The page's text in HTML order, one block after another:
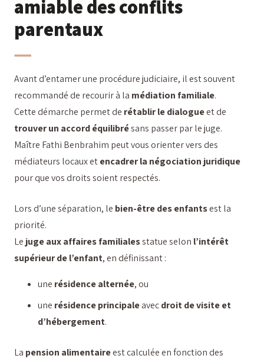
amiable des conflits
parentaux
Avant d’entamer une procédure judiciaire, il est souvent
recommandé de recourir à la médiation familiale.
Cette démarche permet de rétablir le dialogueet de
trouver un accord équilibrésans passer par le juge.
Maître Fathi Benbrahim peut vous orienter vers des
médiateurs locaux etencadrer la négociation juridique
pour que vos droits soient respectés.
Lors d’une séparation, le bien-être des enfantsest la
priorité.
Lejuge aux affaires familialesstatue selon l’intérêt
supérieur de l’enfant, en définissant :
une résidence alternée, ou
une résidence principaleavecdroit de visite et
d’hébergement.
La pension alimentaireest calculée en fonction des